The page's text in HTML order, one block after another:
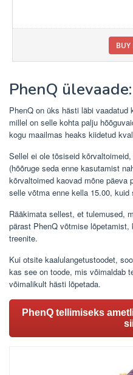
PhenQ
PhenQ on üks hästi läbi vaadatud
millel on selle kohta palju
kogu maailmas heaks kiidetud
Sellel ei ole tõsiseid
(hõõruge seda enne kasutamist
kõrvaltoimed kaovad mõne päeva
selle võtma enne kella 15.00, kuid
Rääkimata sellest, et tulemused,
pärast PhenQ võtmise
treenite.
Kui otsite kaalulangetustoodet,
kas see on toode, mis võimaldab
võimalikult hästi lõpetada.
PhenQ tellimiseks